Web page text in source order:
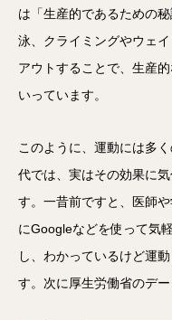
は「生産的であるための
泳、クライミングやウェ
アウトすることで、生産
いっています。
このように、運動には多
代では、実はその効果に
す。一昔前ですと、医師
にGoogleなどを使って気
し、わかっているけど運
す。次に厚生労働省のデー